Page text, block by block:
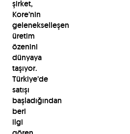
şirket,
Kore’nin
gelenekselleşen
üretim
özenini
dünyaya
taşıyor.
Türkiye’de
satışı
başladığından
beri
ilgi